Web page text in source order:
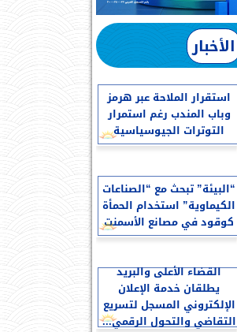
الأخبار
استقرار الملاحة عبر هرمز
وباب المندب رغم استمرار
التوترات الجيوسياسية
“البيئة” تبحث مع “الصناعات
الكيماوية” استخدام الحمأة
كوقود في مصانع الأسمنت
القضاء الأعلى والبريد
يطلقان خدمة الإعلان
الإلكتروني المسجل لتسريع
التقاضي والتحول الرقمي...